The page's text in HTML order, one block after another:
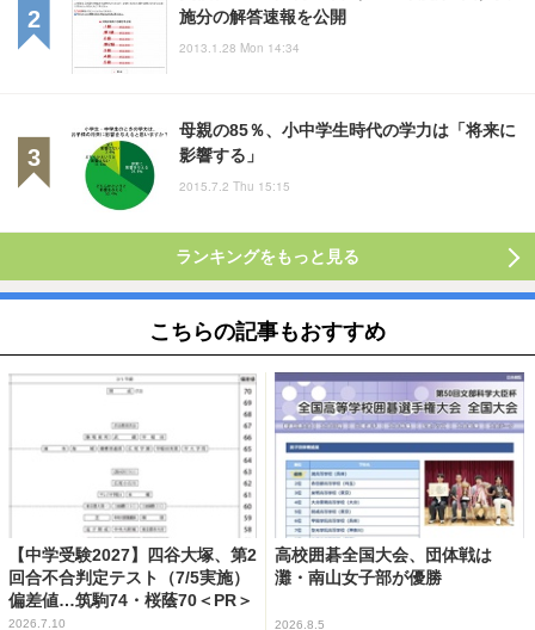
施分の解答速報を公開
2013.1.28 Mon 14:34
母親の85％、小中学生時代の学力は「将来に
影響する」
2015.7.2 Thu 15:15
ランキングをもっと見る
こちらの記事もおすすめ
【中学受験2027】四谷大塚、第2
回合不合判定テスト（7/5実施）
偏差値…筑駒74・桜蔭70＜PR＞
2026.7.10
高校囲碁全国大会、団体戦は
灘・南山女子部が優勝
2026.8.5